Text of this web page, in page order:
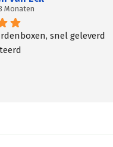
Monaten
snel geleverd